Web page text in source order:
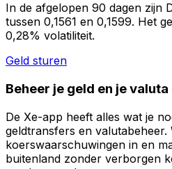
In de afgelopen 90 dagen zijn
tussen 0,1561 en 0,1599. Het
0,28% volatiliteit.
Geld sturen
Beheer je geld en je
De Xe-app heeft alles wat je
geldtransfers en
koerswaarschuwingen in en
buitenland zonder verborgen